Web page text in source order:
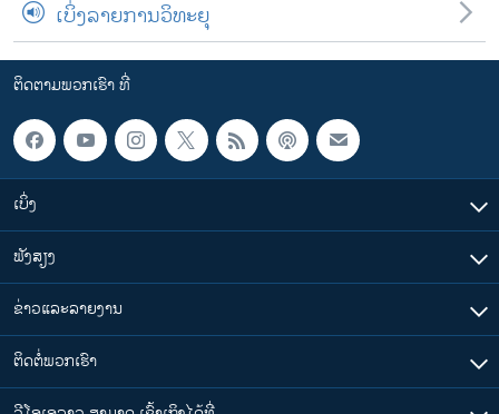
ເບິ່ງລາຍການວິທະຍຸ
ຕິດຕາມພວກເຮົາ ທີ່
ເບິ່ງ
ຟັງສຽງ
ຂ່າວແລະລາຍງານ
ຕິດຕໍ່ພວກເຮົາ